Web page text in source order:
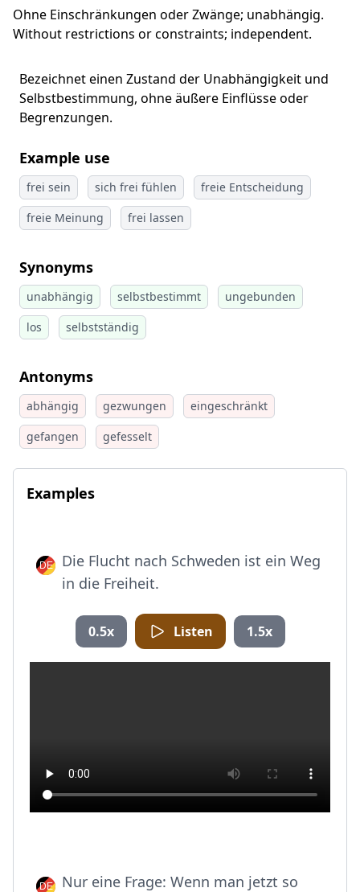
Ohne Einschränkungen oder Zwänge; unabhängig.
Without restrictions or constraints; independent.
Bezeichnet einen Zustand der Unabhängigkeit und
Selbstbestimmung, ohne äußere Einflüsse oder
Begrenzungen.
Example use
frei sein sich frei fühlen
freie Entscheidung
freie Meinung
frei lassen
Synonyms
unabhängig selbstbestimmt
ungebunden
los
selbstständig
Antonyms
abhängig gezwungen
eingeschränkt
gefangen
gefesselt
Examples
Die Flucht nach Schweden ist ein Weg
in die Freiheit.
0.5x Listen 1.5x
Nur eine Frage: Wenn man jetzt so